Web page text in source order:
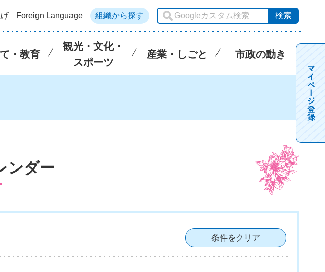
Foreign Language 組織から探す
・教育
観光・文化・
スポーツ
産業・しごと 市政の動き
ンダー
条件をクリア